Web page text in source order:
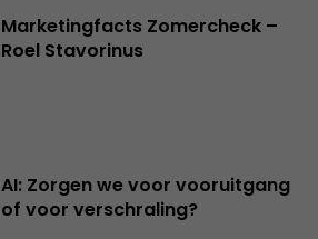
Marketingfacts Zomercheck –
Roel Stavorinus
AI: Zorgen we voor vooruitgang
of voor verschraling?